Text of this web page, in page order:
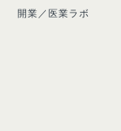
開業／医業ラボ